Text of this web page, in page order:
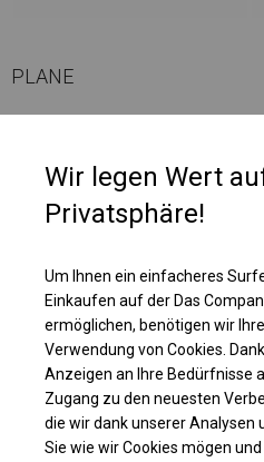
PLANE
powietrze. Nad każdym z takich
która na całej długości posiada
idealnie przylegają do ścianki, tworząc
namioty z takimi ściankami można
krzesła, i jako składziki do
Plane
Wir legen Wert
Privatsphäre!
Um Ihnen ein einfacheres
Einkaufen auf der Das
ermöglichen, benötigen wir
Verwendung von Cookies.
Anzeigen an Ihre Bedürfnisse
Zugang zu den neuesten
die wir dank unserer Analysen
Sie wie wir Cookies mögen